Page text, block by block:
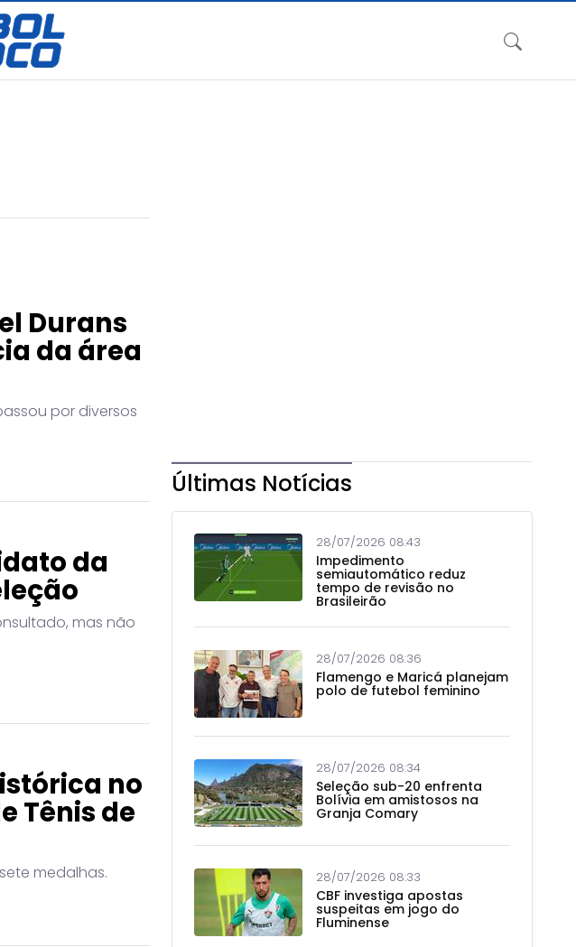
Durans
da área
por diversos
da
mas não
no
Tênis de
medalhas.
Últimas Notícias
28/07/2026 08:43
Impedimento
semiautomático reduz
tempo de revisão no
Brasileirão
28/07/2026 08:36
Flamengo e Maricá planejam
polo de futebol feminino
28/07/2026 08:34
Seleção sub-20 enfrenta
Bolívia em amistosos na
Granja Comary
28/07/2026 08:33
CBF investiga apostas
suspeitas em jogo do
Fluminense